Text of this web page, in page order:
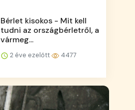
Bérlet kisokos - Mit kell
tudni az országbérletről, a
vármeg...
2 éve ezelőtt 4477